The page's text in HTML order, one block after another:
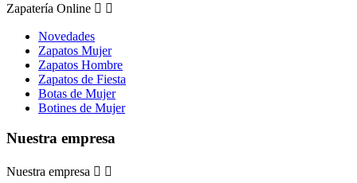
Zapatería Online  
Novedades
Zapatos Mujer
Zapatos Hombre
Zapatos de Fiesta
Botas de Mujer
Botines de Mujer
Nuestra empresa
Nuestra empresa  